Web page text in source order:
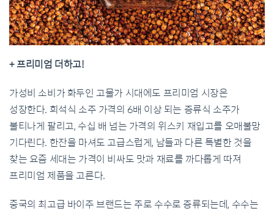
+ 프리미엄 더하고!
가성비 소비가 화두인 고물가 시대에도 프리미엄 시장은
성장한다. 희석식 소주 가격의 6배 이상 되는 증류식 소주가
불티나게 팔리고, 수십 배 넘는 가격의 위스키 재입고를 오매불망
기다린다. 한잔을 마셔도 고급스럽게, 남들과 다른 특별한 것을
찾는 요즘 세대는 가격이 비싸도 맛과 재료를 까다롭게 따져
프리미엄 제품을 고른다.
중국의 최고급 바이주 브랜드는 주로 수수로 증류되는데, 수수는